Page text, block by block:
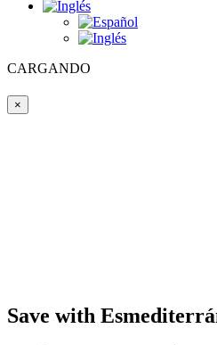
CARGANDO
×
Save with